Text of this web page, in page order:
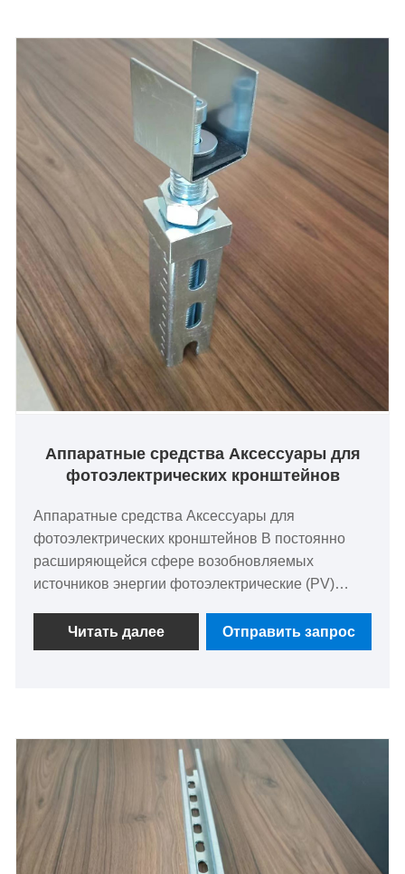
Аппаратные средства Аксессуары для
фотоэлектрических кронштейнов
Аппаратные средства Аксессуары для
фотоэлектрических кронштейнов В постоянно
расширяющейся сфере возобновляемых
источников энергии фотоэлектрические (PV)
производстве электроэнергии. Решающее
значение для эффективности и долговечности
систем.
Читать далее Отправить запрос